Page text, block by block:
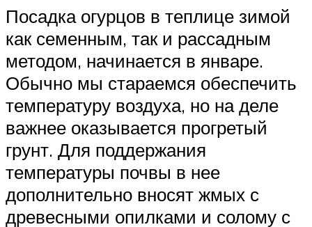
Посадка огурцов в теплице зимой
как семенным, так и рассадным
методом, начинается в январе.
Обычно мы стараемся обеспечить
температуру воздуха, но на деле
важнее оказывается прогретый
грунт. Для поддержания
температуры почвы в нее
дополнительно вносят жмых с
древесными опилками и солому с